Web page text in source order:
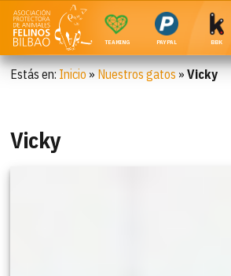
TEAMING PAYPAL BBK
Estás en: Inicio » Nuestros gatos »Vicky
Vicky